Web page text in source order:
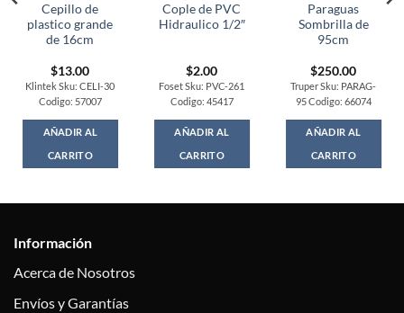
Cepillo de
plastico grande
de 16cm
$13.00
Klintek Sku: CELI-30
Codigo: 57007
AÑADIR AL
CARRITO
Cople de PVC
Hidraulico 1/2″
$2.00
Foset Sku: PVC-261
Codigo: 45417
AÑADIR AL
CARRITO
Paraguas
Sombrilla de
95cm
$250.00
Truper Sku: PARAG-
95 Codigo: 66074
AÑADIR AL
CARRITO
Información
Acerca de Nosotros
Envíos y Garantías